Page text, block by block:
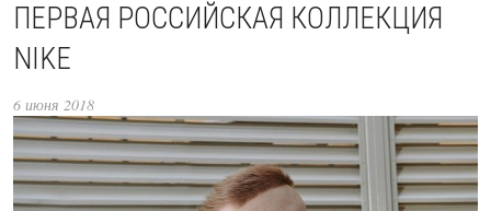
ПЕРВАЯ РОССИЙСКАЯ КОЛЛЕКЦИЯ
NIKE
6 июня 2018